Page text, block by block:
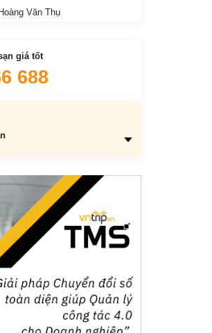
Văn Thụ
Phan Đình Phùng
giá tốt
688